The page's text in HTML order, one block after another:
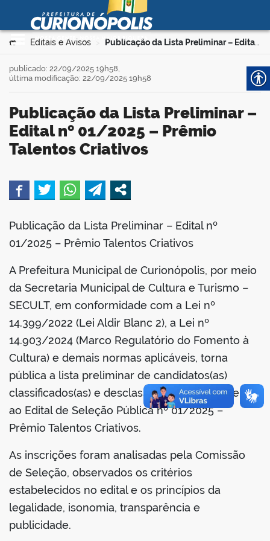
Ir para o conteúdo
Prefeitura Municipal de
Curionópolis
Você está aqui:
Editais e Avisos > Publicação da Lista Preliminar – Edital nº 01/2025 – Prêmio Talentos Criativos
Publicação da Lista Preliminar –
Edital nº 01/2025 – Prêmio
Talentos Criativos
publicado: 22/09/2025 19h58,
última modificação: 22/09/2025 19h58
Publicação da Lista Preliminar – Edital nº
01/2025 – Prêmio Talentos Criativos
A Prefeitura Municipal de Curionópolis, por meio
da Secretaria Municipal de Cultura e Turismo –
SECULT, em conformidade com a Lei nº
14.399/2022 (Lei Aldir Blanc 2), a Lei nº
14.903/2024 (Marco Regulatório do Fomento à
Cultura) e demais normas aplicáveis, torna
pública a lista preliminar de candidatos(as)
classificados(as) e desclassificados(as) referente
ao Edital de Seleção Pública nº 01/2025 –
Prêmio Talentos Criativos.
As inscrições foram analisadas pela Comissão
de Seleção, observados os critérios
estabelecidos no edital e os princípios da
legalidade, isonomia, transparência e
publicidade.